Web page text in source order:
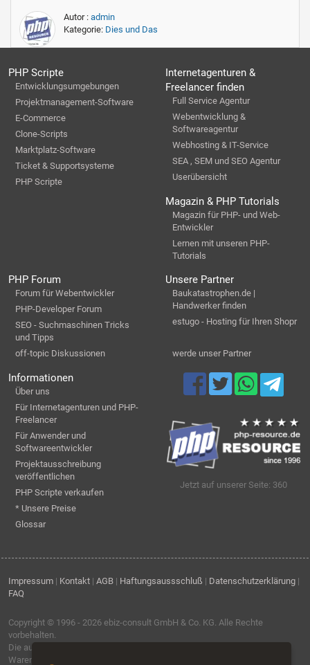
Autor : admin
Kategorie: Dies und Das
PHP Scripte
Entwicklungsumgebungen
Projektmanagement-Software
E-Commerce
Clone-Scripts
Marktplatz-Software
Ticket & Supportsysteme
PHP Scripte
Internetagenturen &
Freelancer finden
Full Service Agentur
Webentwicklung &
Softwareagentur
Webhosting & IT-Service
SEA , SEM und SEO Agentur
Userübersicht
Magazin & PHP Tutorials
Magazin für PHP- und Web-
Entwickler
Lernen mit unseren PHP-
Tutorials
PHP Forum
Forum für Webentwickler
PHP-Developer Forum
SEO - Suchmaschinen Tricks
und Tipps
off-topic Diskussionen
Unsere Partner
Baukatastrophen.de |
Handwerker finden
estugo - Hosting für Ihren Shopr
werde unser Partner
Informationen
Über uns
Für Internetagenturen und PHP-
Freelancer
Für Anwender und
Softwareentwickler
Projektausschreibung
veröffentlichen
PHP Scripte verkaufen
* Unsere Preise
Glossar
Jetzt auf unserer Seite: 360
Impressum | Kontakt | AGB | Haftungsaussschluß | Datenschutzerklärung |
FAQ
Copyright © 1996 - 2026 ebiz-consult GmbH & Co. KG. Alle Rechte
vorbehalten.
Die auf dieser Seite verwendeten Produktbezeichnungen, Namen und
Warenzeichen sind Eigentum der jeweiligen Firmen.